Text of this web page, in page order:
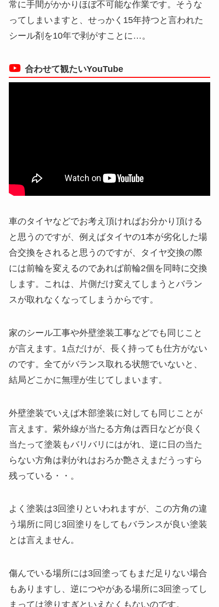
常に手間がかかりほぼ不可能な作業です。そうな
ってしまいますと、せっかく15年持つと言われた
シール剤を10年で剥がすことに…。
合わせて観たいYouTube
車のタイヤなどでお考え頂ければお分かり頂ける
と思うのですが、例えばタイヤの1本が劣化した場
合交換をされると思うのですが、タイヤ交換の際
には前輪を変えるのであれば前輪2個を同時に交換
します。これは、片側だけ変えてしまうとバラン
スが取れなくなってしまうからです。
家のシール工事や外壁塗装工事などでも同じこと
が言えます。1点だけが、長く持っても仕方がない
のです。全てがバランス取れる状態でいないと、
結局どこかに無理が生じてしまいます。
外壁塗装でいえば木部塗装に対しても同じことが
言えます。紫外線が当たる方角は西日などが良く
当たって塗装もバリバリにはがれ、逆に日の当た
らない方角は剥がれはおろか艶さえまだうっすら
残っている・・。
よく塗装は3回塗りといわれますが、この方角の違
う場所に同じ3回塗りをしてもバランスが良い塗装
とは言えません。
傷んでいる場所には3回塗ってもまだ足りない場合
もありますし、逆につやがある場所に3回塗ってし
まっては塗りすぎといえなくもないのです。